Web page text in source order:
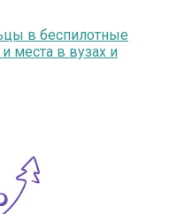
в беспилотные
места в вузах и